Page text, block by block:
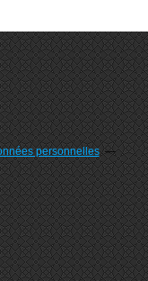
personnelles